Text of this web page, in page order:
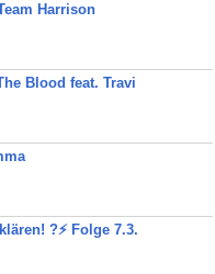
Harrison
Blood feat. Travi
?⚡️ Folge 7.3.